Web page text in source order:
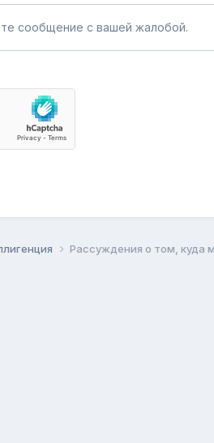
сообщение с вашей жалобой.
Рассуждения о том, куда